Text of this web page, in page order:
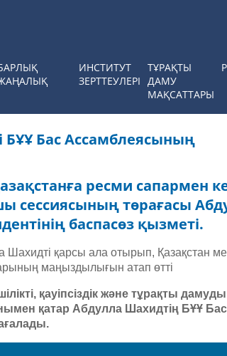
ИНСТИТУТ
ЗЕРТТЕУЛЕРІ
ТҰРАҚТЫ
ДАМУ
МАҚСАТТАРЫ
БҰҰ Бас Ассамблеясының
ресми сапармен
сессиясының төрағасы
баспасөз қызметі.
қарсы ала отырып, Қазақстан
маңыздылығын атап өтті
қауіпсіздік және тұрақты
қатар Абдулла Шахидтің БҰҰ